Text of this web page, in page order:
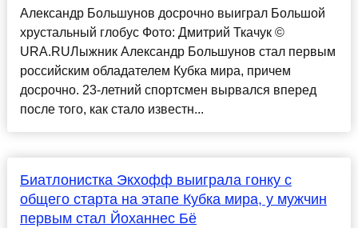
Александр Большунов досрочно выиграл Большой
хрустальный глобус Фото: Дмитрий Ткачук ©
URA.RUЛыжник Александр Большунов стал первым
российским обладателем Кубка мира, причем
досрочно. 23-летний спортсмен вырвался вперед
после того, как стало известн...
Биатлонистка Экхофф выиграла гонку с
общего старта на этапе Кубка мира, у мужчин
первым стал Йоханнес Бё